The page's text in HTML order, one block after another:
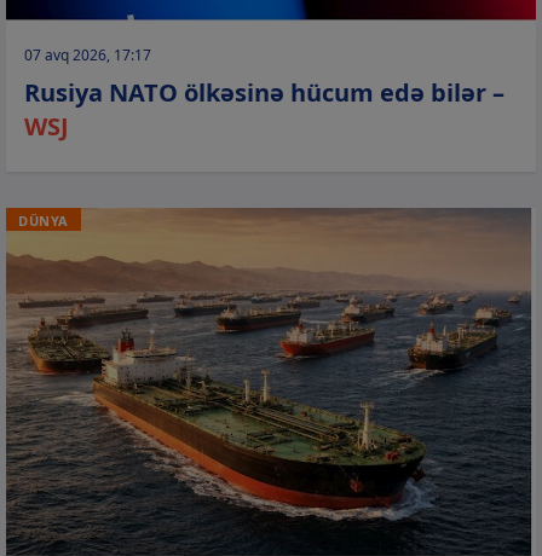
07 avq 2026, 17:17
Rusiya NATO ölkəsinə hücum edə bilər –
WSJ
DÜNYA